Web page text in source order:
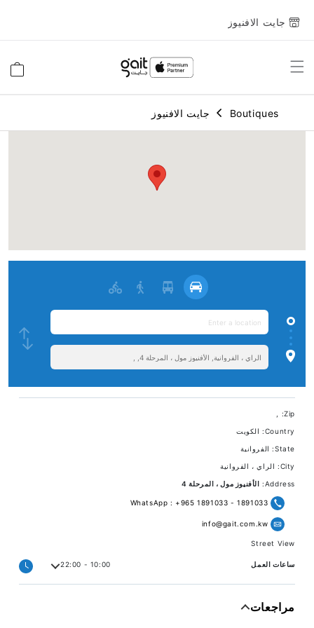
جايت الافنيوز
Toggle
Boutiques جايت الافنيوز
Zip:
Country: الكويت
State: الفروانية
City: الراي ، الفروانية
Address: الأفنيوز مول ، المرحلة 4
1891033 - WhatsApp : +965 1891033
info@gait.com.kw
Street View
ساعات العمل 10:00 - 22:00
مراجعات